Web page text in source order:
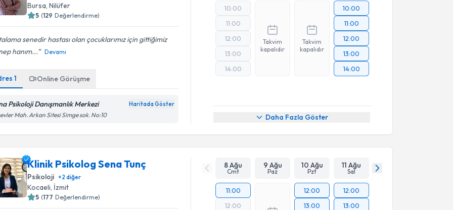
Bursa , Nilüfer
5 (129 Değerlendirme)
senedir hastası olan çocuklarımız için gittiğimiz
hanım...
Devamı
1 Online Görüşme
Psikoloji Danışmanlık Merkezi Haritada Göster
Mah. Arkan Sitesi Simge sok. No:10
10:00
11:00
12:00
13:00
14:00
Takvim
kapalıdır
Takvim
kapalıdır
10:00
11:00
12:00
13:00
14:00
Daha Fazla Göster
Klinik Psikolog Sena Tunç
Psikoloji +2 diğer
Kocaeli, İzmit
5 (177 Değerlendirme)
8 Ağu
Cmt
9 Ağu
Paz
10 Ağu
Pzt
11 Ağu
Sal
11:00
12:00
12:00
13:00
12:00
13:00